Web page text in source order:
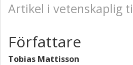
Artikel i vetenskaplig
Författare
Tobias Mattisson